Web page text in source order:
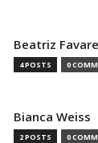
Beatriz
4 POSTS 0
Bianca Weiss
2 POSTS 0